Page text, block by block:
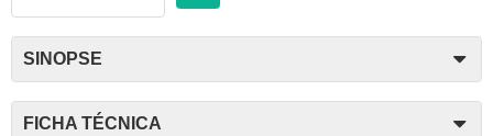
SINOPSE
FICHA TÉCNICA